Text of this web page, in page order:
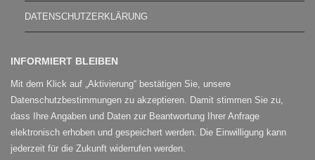
DATENSCHUTZERKLÄRUNG
INFORMIERT BLEIBEN
Mit dem Klick auf „Aktivierung“ bestätigen Sie, unsere
Datenschutzbestimmungen zu akzeptieren. Damit stimmen Sie zu,
dass Ihre Angaben und Daten zur Beantwortung Ihrer Anfrage
elektronisch erhoben und gespeichert werden. Die Einwilligung kann
jederzeit für die Zukunft widerrufen werden.